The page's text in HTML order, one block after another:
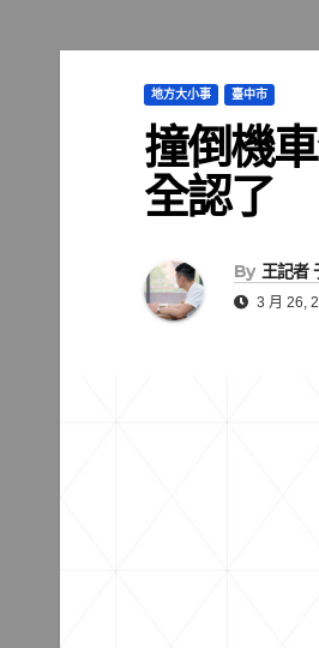
地方大小事 臺中市
撞倒機
全認了
By 王記者
3 月 26,